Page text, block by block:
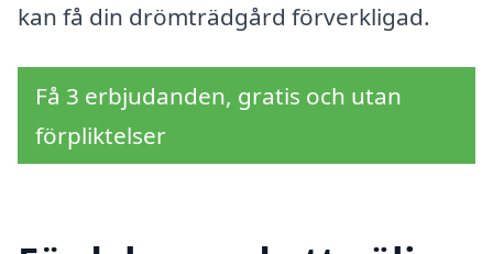
kan få din drömträdgård förverkligad.
Få 3 erbjudanden, gratis och utan
förpliktelser